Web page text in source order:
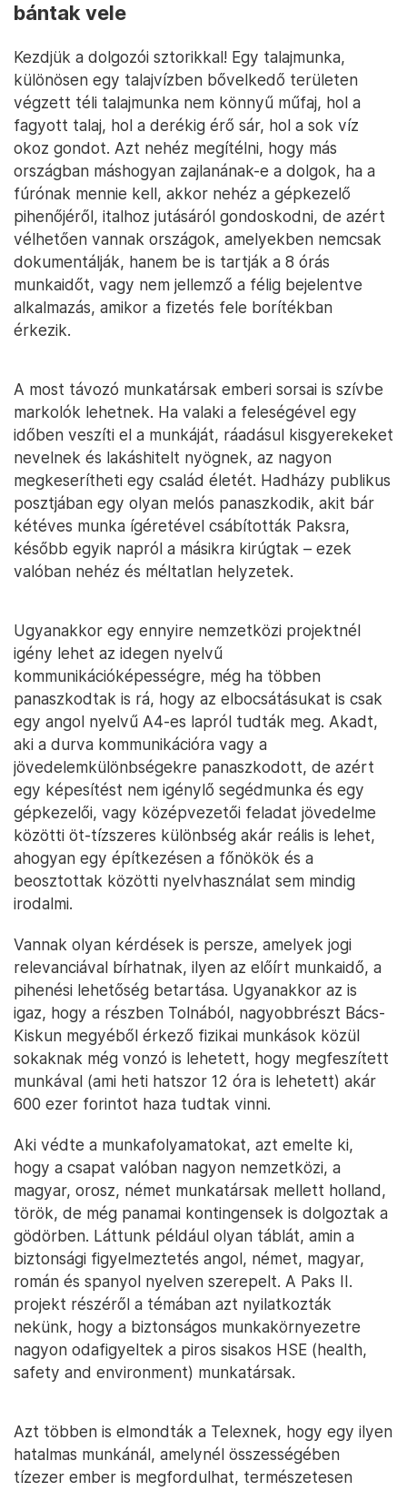
bántak vele
Kezdjük a dolgozói sztorikkal! Egy talajmunka,
különösen egy talajvízben bővelkedő területen
végzett téli talajmunka nem könnyű műfaj, hol a
fagyott talaj, hol a derékig érő sár, hol a sok víz
okoz gondot. Azt nehéz megítélni, hogy más
országban máshogyan zajlanának-e a dolgok, ha a
fúrónak mennie kell, akkor nehéz a gépkezelő
pihenőjéről, italhoz jutásáról gondoskodni, de azért
vélhetően vannak országok, amelyekben nemcsak
dokumentálják, hanem be is tartják a 8 órás
munkaidőt, vagy nem jellemző a félig bejelentve
alkalmazás, amikor a fizetés fele borítékban
érkezik.
A most távozó munkatársak emberi sorsai is szívbe
markolók lehetnek. Ha valaki a feleségével egy
időben veszíti el a munkáját, ráadásul kisgyerekeket
nevelnek és lakáshitelt nyögnek, az nagyon
megkeserítheti egy család életét. Hadházy publikus
posztjában egy olyan melós panaszkodik, akit bár
kétéves munka ígéretével csábították Paksra,
később egyik napról a másikra kirúgtak – ezek
valóban nehéz és méltatlan helyzetek.
Ugyanakkor egy ennyire nemzetközi projektnél
igény lehet az idegen nyelvű
kommunikációképességre, még ha többen
panaszkodtak is rá, hogy az elbocsátásukat is csak
egy angol nyelvű A4-es lapról tudták meg. Akadt,
aki a durva kommunikációra vagy a
jövedelemkülönbségekre panaszkodott, de azért
egy képesítést nem igénylő segédmunka és egy
gépkezelői, vagy középvezetői feladat jövedelme
közötti öt-tízszeres különbség akár reális is lehet,
ahogyan egy építkezésen a főnökök és a
beosztottak közötti nyelvhasználat sem mindig
irodalmi.
Vannak olyan kérdések is persze, amelyek jogi
relevanciával bírhatnak, ilyen az előírt munkaidő, a
pihenési lehetőség betartása. Ugyanakkor az is
igaz, hogy a részben Tolnából, nagyobbrészt Bács-
Kiskun megyéből érkező fizikai munkások közül
sokaknak még vonzó is lehetett, hogy megfeszített
munkával (ami heti hatszor 12 óra is lehetett) akár
600 ezer forintot haza tudtak vinni.
Aki védte a munkafolyamatokat, azt emelte ki,
hogy a csapat valóban nagyon nemzetközi, a
magyar, orosz, német munkatársak mellett holland,
török, de még panamai kontingensek is dolgoztak a
gödörben. Láttunk például olyan táblát, amin a
biztonsági figyelmeztetés angol, német, magyar,
román és spanyol nyelven szerepelt. A Paks II.
projekt részéről a témában azt nyilatkozták
nekünk, hogy a biztonságos munkakörnyezetre
nagyon odafigyeltek a piros sisakos HSE (health,
safety and environment) munkatársak.
Azt többen is elmondták a Telexnek, hogy egy ilyen
hatalmas munkánál, amelynél összességében
tízezer ember is megfordulhat, természetesen